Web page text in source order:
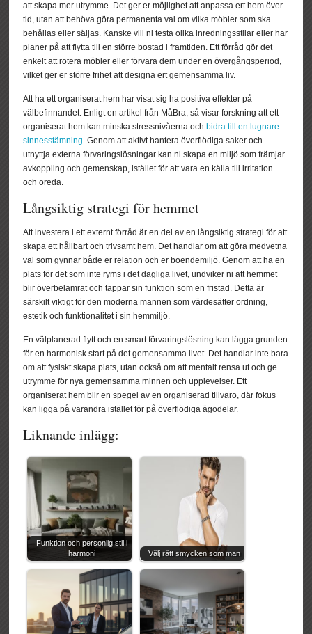
att skapa mer utrymme. Det ger er möjlighet att anpassa ert hem över
tid, utan att behöva göra permanenta val om vilka möbler som ska
behållas eller säljas. Kanske vill ni testa olika inredningsstilar eller har
planer på att flytta till en större bostad i framtiden. Ett förråd gör det
enkelt att rotera möbler eller förvara dem under en övergångsperiod,
vilket ger er större frihet att designa ert gemensamma liv.
Att ha ett organiserat hem har visat sig ha positiva effekter på
välbefinnandet. Enligt en artikel från MåBra, så visar forskning att ett
organiserat hem kan minska stressnivåerna och bidra till en lugnare
sinnesstämning. Genom att aktivt hantera överflödiga saker och
utnyttja externa förvaringslösningar kan ni skapa en miljö som främjar
avkoppling och gemenskap, istället för att vara en källa till irritation
och oreda.
Långsiktig strategi för hemmet
Att investera i ett externt förråd är en del av en långsiktig strategi för att
skapa ett hållbart och trivsamt hem. Det handlar om att göra medvetna
val som gynnar både er relation och er boendemiljö. Genom att ha en
plats för det som inte ryms i det dagliga livet, undviker ni att hemmet
blir överbelamrat och tappar sin funktion som en fristad. Detta är
särskilt viktigt för den moderna mannen som värdesätter ordning,
estetik och funktionalitet i sin hemmiljö.
En välplanerad flytt och en smart förvaringslösning kan lägga grunden
för en harmonisk start på det gemensamma livet. Det handlar inte bara
om att fysiskt skapa plats, utan också om att mentalt rensa ut och ge
utrymme för nya gemensamma minnen och upplevelser. Ett
organiserat hem blir en spegel av en organiserad tillvaro, där fokus
kan ligga på varandra istället för på överflödiga ägodelar.
Liknande inlägg:
Funktion och personlig stil i
harmoni
Välj rätt smycken som man